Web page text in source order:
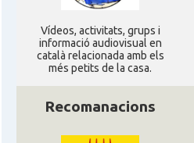
CAMON Catalans a
CAMON
Ví­deos, activitats, grups i
informació audiovisual en
català relacionada amb els
més petits de la casa.
Recomanacions